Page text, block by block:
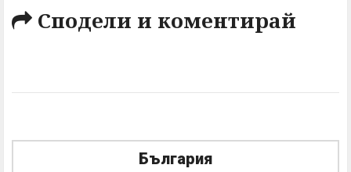
Сподели и коментирай
България